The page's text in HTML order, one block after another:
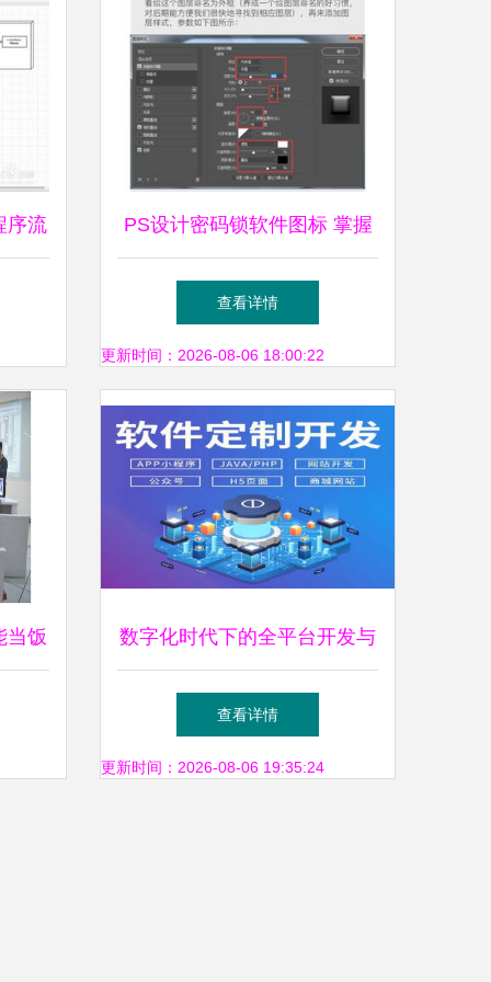
序流 PS设计密码锁软件图标 掌握
图层样式的应用技巧
查看详情
更新时间：2026-08-06 18:00:22
当饭 数字化时代下的全平台开发与
运营策略
查看详情
更新时间：2026-08-06 19:35:24